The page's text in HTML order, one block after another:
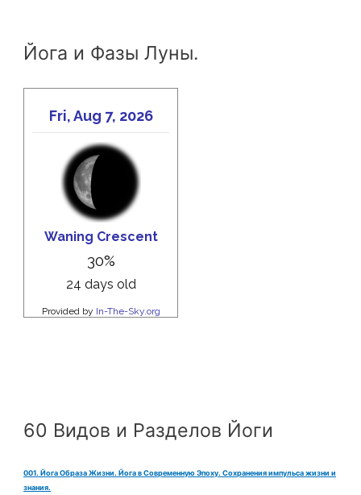
Йога и Фазы Луны.
60 Видов и Разделов Йоги
001. Йога Образа Жизни. Йога в Современную Эпоху. Сохранения импульса жизни и
знания.